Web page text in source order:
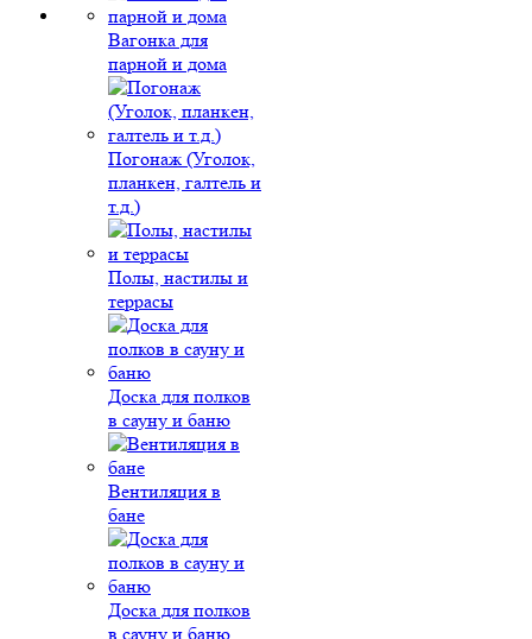
Вагонка для
парной и дома
Погонаж (Уголок,
планкен, галтель и
т.д.)
Полы, настилы и
террасы
Доска для полков
в сауну и баню
Вентиляция в
бане
Доска для полков
в сауну и баню